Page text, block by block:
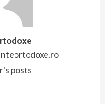
posts